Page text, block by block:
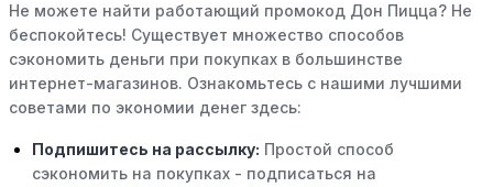
Не можете найти работающий промокод Дон Пицца? Не
беспокойтесь! Существует множество способов
сэкономить деньги при покупках в большинстве
интернет-магазинов. Ознакомьтесь с нашими лучшими
советами по экономии денег здесь:
Подпишитесь на рассылку: Простой способ
сэкономить на покупках - подписаться на